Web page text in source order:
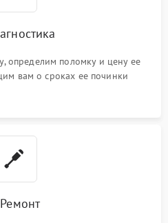
определим поломку и цену ее
вам о сроках ее починки